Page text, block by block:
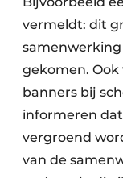
vermeldt: dit
gekomen.
banners bij
informeren
vergroend
van de